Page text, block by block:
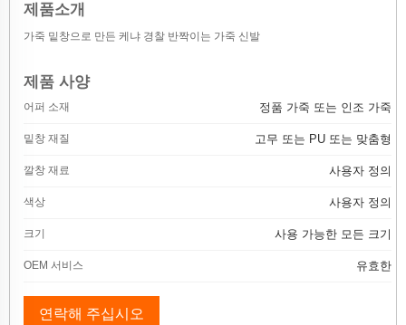
제품소개
가죽 밑창으로 만든 케냐 경찰 반짝이는 가죽 신발
제품 사양
어퍼 소재 정품 가죽 또는 인조 가죽
밑창 재질 고무 또는 PU 또는 맞춤형
깔창 재료 사용자 정의
색상 사용자 정의
크기 사용 가능한 모든 크기
OEM 서비스 유효한
연락해 주십시오